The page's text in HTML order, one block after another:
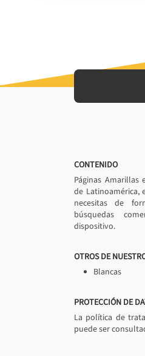
CONTENIDO
Páginas
de Latinoamérica,
necesitas de
búsquedas
dispositivo.
OTROS DE
Blancas
PROTECCIÓN DE
La política de
puede ser